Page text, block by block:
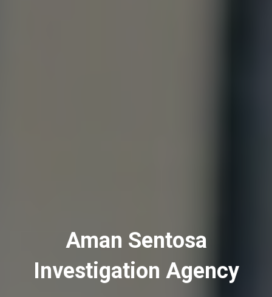
Aman Sentosa
Investigation Agency